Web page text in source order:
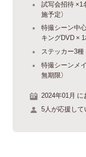
試写会招待 ×1
施予定）
特撮シーン中
キングDVD × 1
ステッカー3種
特撮シーンメ
無期限）
2024年01月 に
5人が応援して